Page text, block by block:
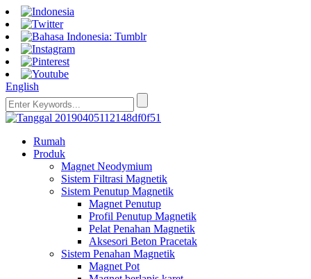
English
Rumah
Produk
Magnet Neodymium
Sistem Filtrasi Magnetik
Sistem Penutup Magnetik
Magnet Penutup
Profil Penutup Magnetik
Pelat Penahan Magnetik
Aksesori Beton Pracetak
Sistem Penahan Magnetik
Magnet Pot